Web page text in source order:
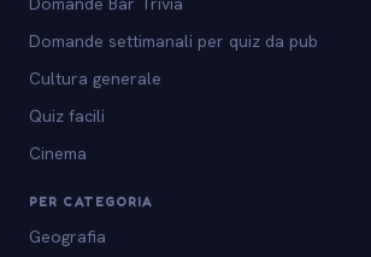
Domande settimanali per quiz da pub
Cultura generale
Quiz facili
Cinema
PER CATEGORIA
Geografia